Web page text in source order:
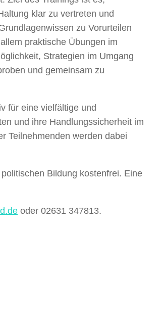
klar zu vertreten und
zu Vorurteilen
praktische Übungen im
Strategien im Umgang
und gemeinsam zu
für eine vielfältige und
und ihre Handlungssicherheit im
Teilnehmenden werden dabei
Bildung kostenfrei. Eine
oder 02631 347813.